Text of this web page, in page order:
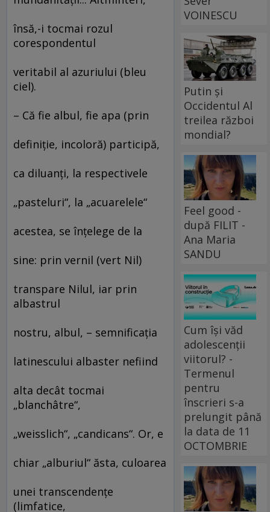
însă,-i tocmai rozul
corespondentul
veritabil al azuriului (bleu
ciel).
– Că fie albul, fie apa (prin
definiţie, incoloră) participă,
ca diluanţi, la respectivele
„pasteluri“, la „acuarelele“
acestea, se înţelege de la
sine: prin vernil (vert Nil)
transpare Nilul, iar prin
albastrul
nostru, albul, – semnificaţia
latinescului albaster nefiind
alta decât tocmai
„blanchâtre“,
„weisslich“, „candicans“. Or, e
chiar „alburiul“ ăsta, culoarea
unei transcendenţe
(limfatice,
VOINESCU
Putin și
Occidentul Al
treilea război
mondial?
Feel good -
după FILIT -
Ana Maria
SANDU
Cum își văd
adolescenții
viitorul? -
Termenul
pentru
înscrieri s-a
prelungit până
la data de 11
OCTOMBRIE